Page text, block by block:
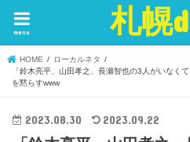
札幌
menu
HOME
ローカルネタ
「鈴木亮平、山田孝之、長瀬智也の3人がいなく
を黙らすwww
2023.08.30 2023.09.22